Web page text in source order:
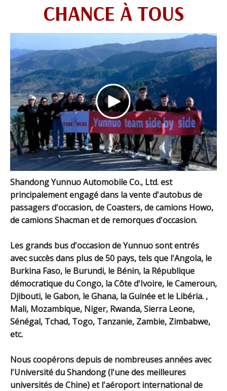
CHANCE À TOUS
Shandong Yunnuo Automobile Co., Ltd. est
principalement engagé dans la vente d'autobus de
passagers d'occasion, de Coasters, de camions Howo,
de camions Shacman et de remorques d'occasion.
Les grands bus d'occasion de Yunnuo sont entrés
avec succès dans plus de 50 pays, tels que l'Angola, le
Burkina Faso, le Burundi, le Bénin, la République
démocratique du Congo, la Côte d'Ivoire, le Cameroun,
Djibouti, le Gabon, le Ghana, la Guinée et le Libéria. ,
Mali, Mozambique, Niger, Rwanda, Sierra Leone,
Sénégal, Tchad, Togo, Tanzanie, Zambie, Zimbabwe,
etc.
Nous coopérons depuis de nombreuses années avec
l'Université du Shandong (l'une des meilleures
universités de Chine) et l'aéroport international de